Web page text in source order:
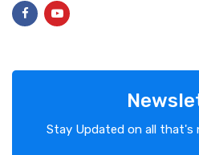
Stay Updated on all that's